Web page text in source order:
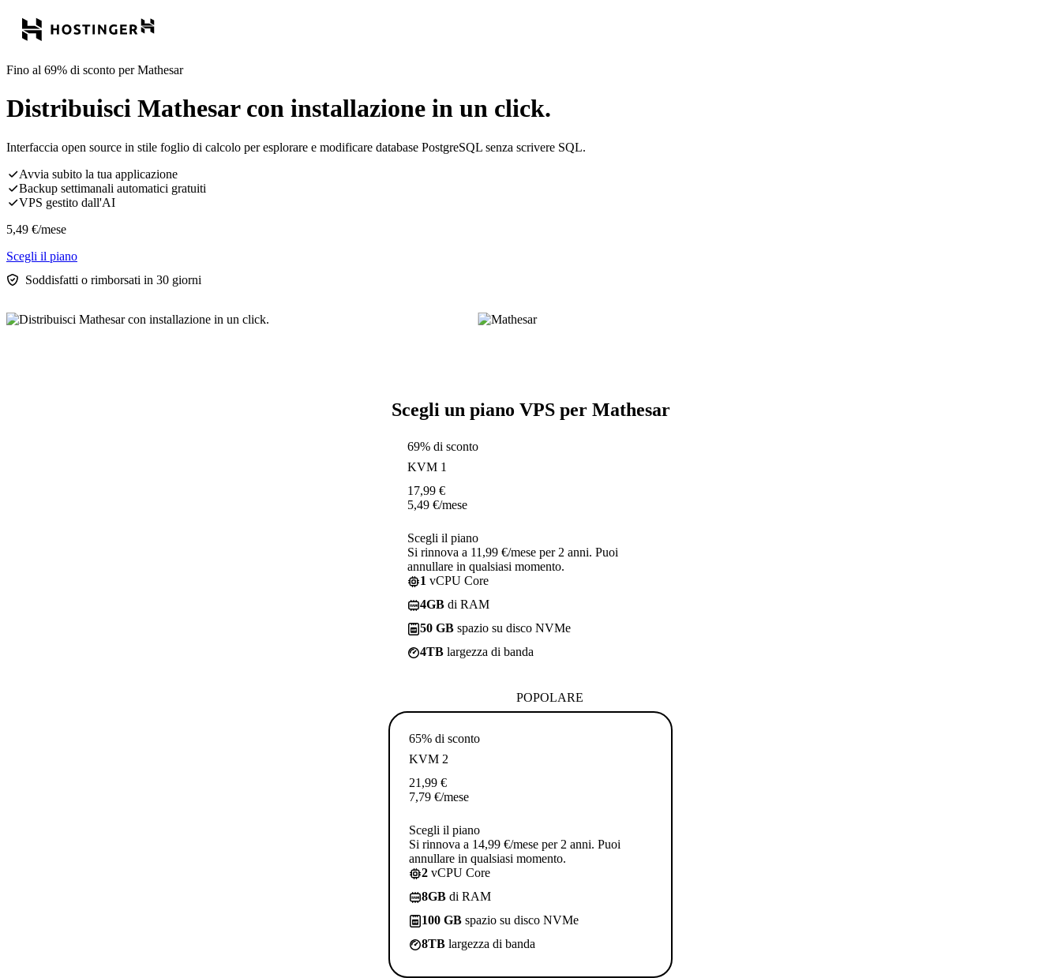
Fino al 69% di sconto per Mathesar
Distribuisci Mathesar con installazione in un click.
Interfaccia open source in stile foglio di calcolo per esplorare e modificare database PostgreSQL senza scrivere SQL.
Avvia subito la tua applicazione
Backup settimanali automatici gratuiti
VPS gestito dall'AI
5,49 €/mese
Scegli il piano
Soddisfatti o rimborsati in 30 giorni
Scegli un piano VPS per Mathesar
69% di sconto
KVM 1
17,99 €
5,49 €/mese
Scegli il piano
Si rinnova a 11,99 €/mese per 2 anni. Puoi
annullare in qualsiasi momento.
1 vCPU Core
4GB di RAM
50 GB spazio su disco NVMe
4TB largezza di banda
POPOLARE
65% di sconto
KVM 2
21,99 €
7,79 €/mese
Scegli il piano
Si rinnova a 14,99 €/mese per 2 anni. Puoi
annullare in qualsiasi momento.
2 vCPU Core
8GB di RAM
100 GB spazio su disco NVMe
8TB largezza di banda